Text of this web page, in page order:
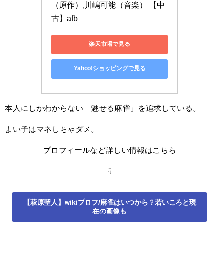
（原作）,川嶋可能（音楽） 【中
古】afb
楽天市場で見る
Yahoo!ショッピングで見る
本人にしかわからない「魅せる麻雀」を追求している。
よい子はマネしちゃダメ。
プロフィールなど詳しい情報はこちら
☟
【萩原聖人】wikiプロフ/麻雀はいつから？若いころと現
在の画像も